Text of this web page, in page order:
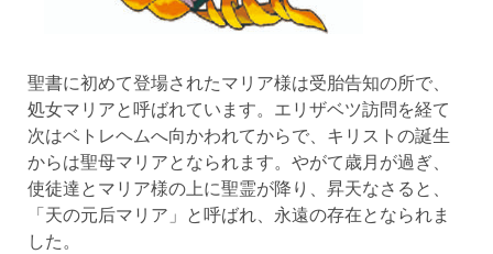
聖書に初めて登場されたマリア様は受胎告知の所で、
処女マリアと呼ばれています。エリザベツ訪問を経て
次はベトレヘムへ向かわれてからで、キリストの誕生
からは聖母マリアとなられます。やがて歳月が過ぎ、
使徒達とマリア様の上に聖霊が降り、昇天なさると、
「天の元后マリア」と呼ばれ、永遠の存在となられま
した。